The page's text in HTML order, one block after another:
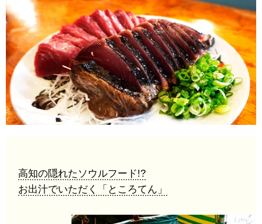
高知の隠れたソウルフード!?
お出汁でいただく「ところてん」